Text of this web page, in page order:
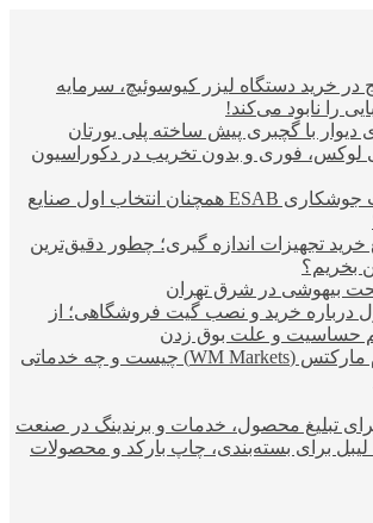
در خرید دستگاه لیزر کیوسوئیچ، سرمایه
را نابود می‌کند!
دیوار با گچبری پیش ساخته پلی یورتان
لوکس، فوری و بدون تخریب در دکوراسیون
چرا محصولات جوشکاری ESAB همچنان انتخاب اول صنایع
خرید تجهیزات اندازه گیری؛ چطور دقیق‌ترین
بخریم؟
بیهوشی در شرق تهران
درباره خرید و نصب گیت فروشگاهی؛ از
حساسیت و علت بوق زدن
بروکر دبلیو ام مارکتس (WM Markets) چیست و چه خدماتی
تبلیغ محصول، خدمات و برندینگ در صنعت
لیبل برای بسته‌بندی، چاپ بارکد و محصولات